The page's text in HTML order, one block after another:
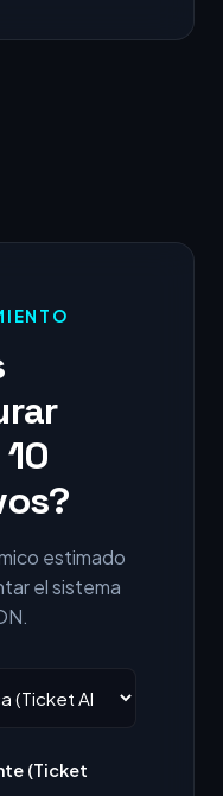
estimado
el sistema
(Ticket